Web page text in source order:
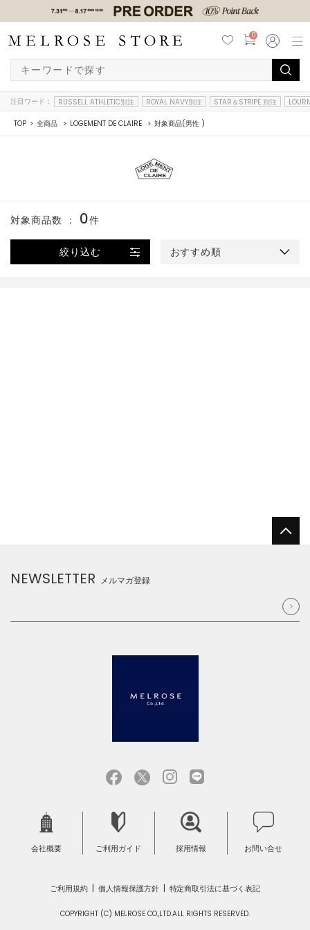
0
注目ワード： RUSSELL ATHLETIC別注 ROYAL NAVY別注 STAR＆STRIPE 別注
TOP 全商品 LOGEMENT DE CLAIRE 対象商品(男性 )
絞り込む おすすめ順
対象商品数 ： 0件
NEWSLETTER メルマガ登録
会社概要 ご利用ガイド 採用情報 お問い合せ
ご利用規約 個人情報保護方針 特定商取引法に基づく表記
COPYRIGHT (C) MELROSE CO.,LTD.ALL RIGHTS RESERVED.